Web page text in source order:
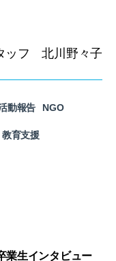
業生インタビュー
ッフ 北川野々子
動報告 NGO
教育支援